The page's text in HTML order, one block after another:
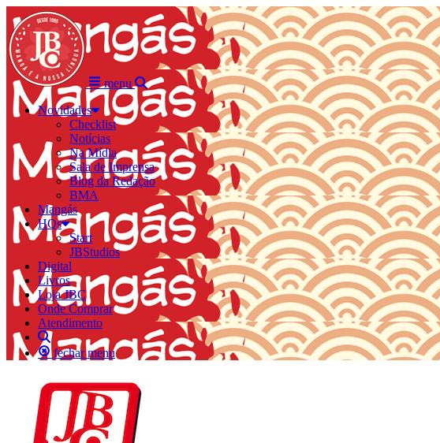
menu
Novidades
Checklist
Notícias
Na Mídia
Sala de Imprensa
Blog da Redação
BMA
Mangás
HQs
Start
JBStudios
Digital
Livros
Loja JBC
Onde Comprar
Atendimento
fechar menu